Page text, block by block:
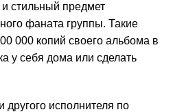
стильный предмет
фаната группы. Такие
000 копий своего альбома в
у себя дома или сделать
исполнителя по